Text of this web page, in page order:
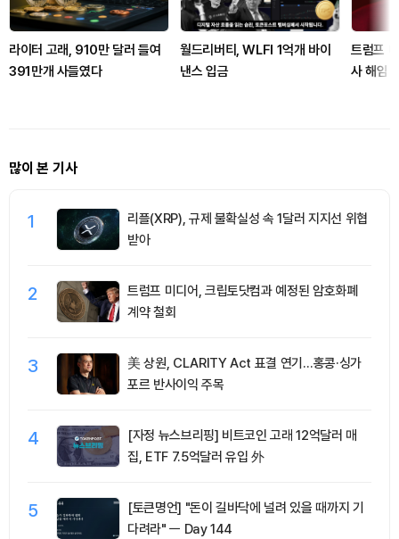
라이터 고래, 910만 달러 들여
391만개 사들였다
월드리버티, WLFI 1억개 바이
낸스 입금
트럼프
사 해임
많이 본 기사
1
리플(XRP), 규제 불확실성 속 1달러 지지선 위협
받아
2
트럼프 미디어, 크립토닷컴과 예정된 암호화폐
계약 철회
3
美 상원, CLARITY Act 표결 연기…홍콩·싱가
포르 반사이익 주목
4
[자정 뉴스브리핑] 비트코인 고래 12억달러 매
집, ETF 7.5억달러 유입 外
5
[토큰명언] "돈이 길바닥에 널려 있을 때까지 기
다려라" ㅡ Day 144